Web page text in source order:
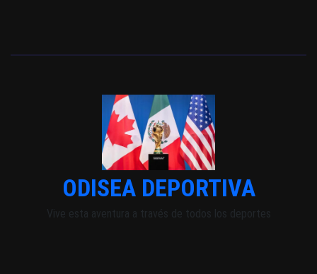
ODISEA DEPORTIVA
Vive esta aventura a través de todos los deportes